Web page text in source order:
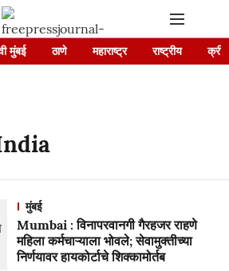
मुंबई ठाणे महाराष्ट्र राष्ट्रीय
मुंबई
Mumbai : विनापरवानगी गैरहजर राहणे
महिला कर्मचाऱ्याला भोवले; सेवामुक्तीच्या
निर्णयावर हायकोर्टाचे शिक्कामोर्तब